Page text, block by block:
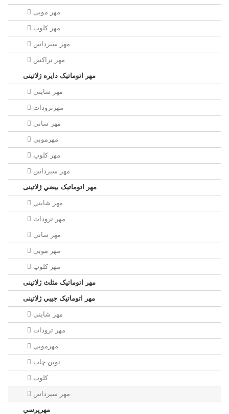
مهر موبی
مهر كلوپ
مهر سيرداس
مهر تراکس
مهر اتوماتیک دايره ژلاتینی
مهر شايني
مهرترودات
مهر سانی
مهرموبي
مهر كلوپ
مهر سيرداس
مهر اتوماتیک بيضي ژلاتینی
مهر شايني
مهر ترودات
مهر ساني
مهر موبي
مهر كلوپ
مهر اتوماتیک مثلث ژلاتینی
مهر اتوماتیک جيبي ژلاتینی
مهر شايني
مهر ترودات
مهرموبي
نوين چاپ
کلوپ
مهر سيرداس
مهرپرسي